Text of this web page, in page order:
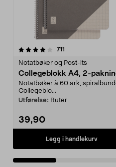
711
Notatbøker og Post-its
Collegeblokk A4, 2-
Notatbøker à 60 ark,
Collegeblo...
Utførelse: Ruter
39,90
Legg i handlekurv
4.0 av 5 stjerner